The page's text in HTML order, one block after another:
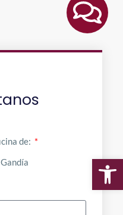
de:
Gandía